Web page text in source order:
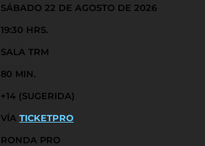
SÁBADO 22 DE AGOSTO DE 2026
19:30 HRS.
SALA TRM
80 MIN.
+14 (SUGERIDA)
VÍA TICKETPRO
RONDA PRO